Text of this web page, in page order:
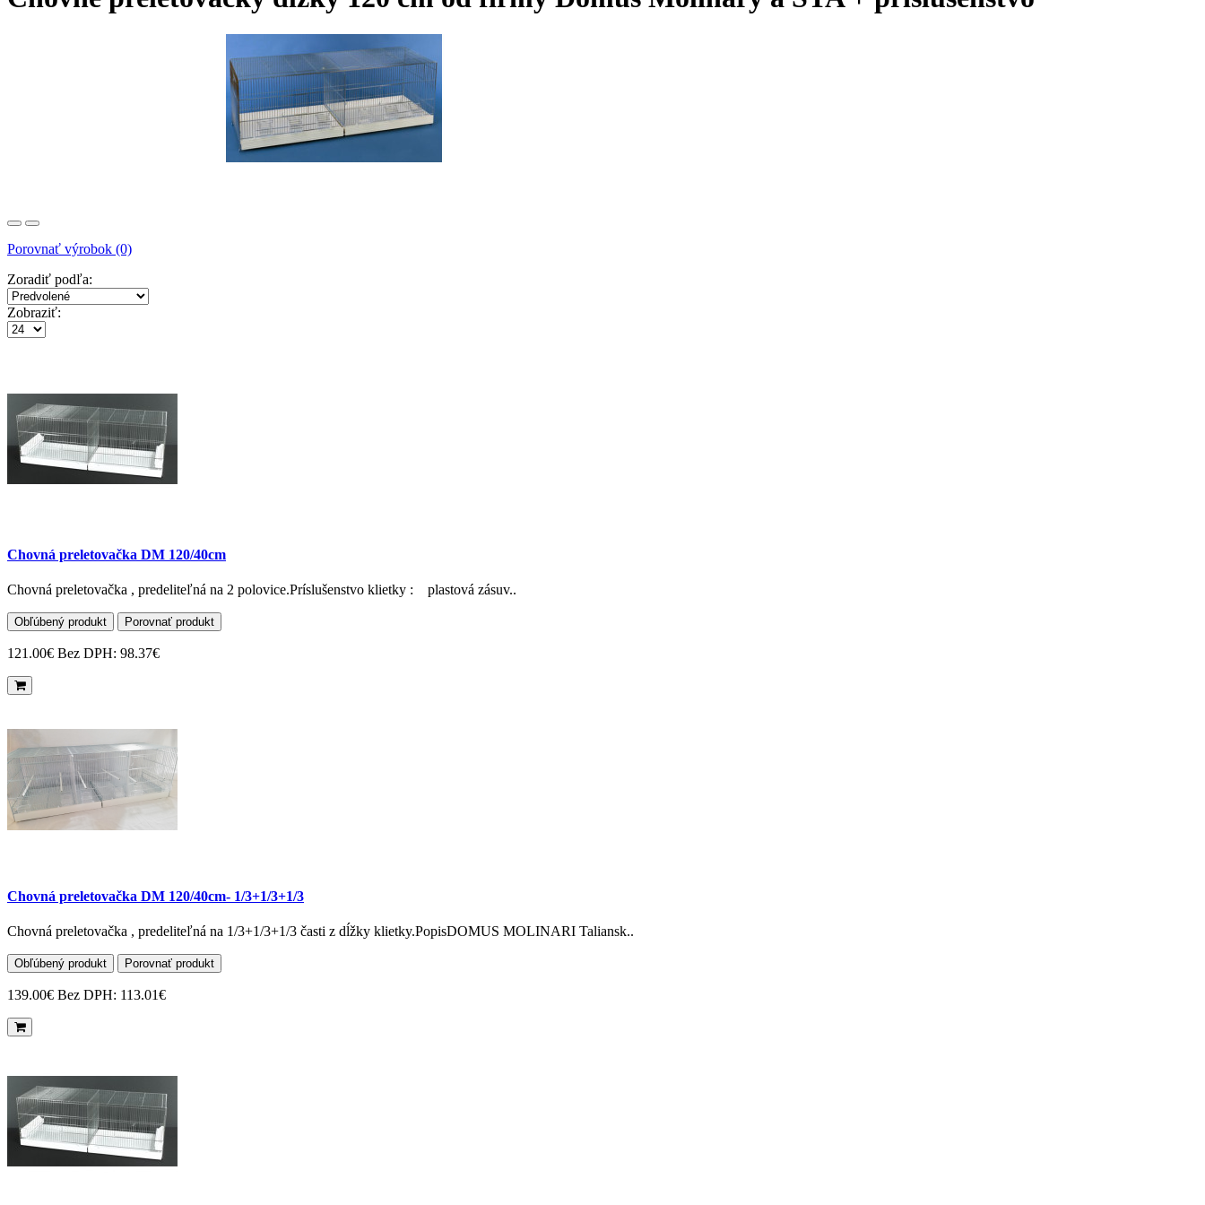
Porovnať výrobok (0)
Zoradiť podľa:
Zobraziť:
Chovná preletovačka DM 120/40cm
Chovná preletovačka , predeliteľná na 2 polovice.Príslušenstvo klietky : plastová zásuv..
Obľúbený produkt Porovnať produkt
121.00€ Bez DPH: 98.37€
Chovná preletovačka DM 120/40cm- 1/3+1/3+1/3
Chovná preletovačka , predeliteľná na 1/3+1/3+1/3 časti z dĺžky klietky.PopisDOMUS MOLINARI Taliansk..
Obľúbený produkt Porovnať produkt
139.00€ Bez DPH: 113.01€